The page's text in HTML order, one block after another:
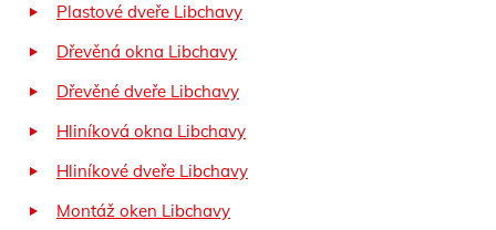
Plastové dveře Libchavy
Dřevěná okna Libchavy
Dřevěné dveře Libchavy
Hliníková okna Libchavy
Hliníkové dveře Libchavy
Montáž oken Libchavy